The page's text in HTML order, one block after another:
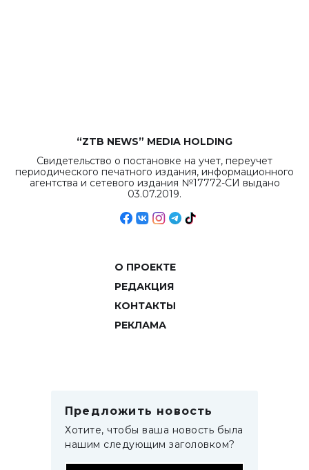
“ZTB NEWS” MEDIA HOLDING
Свидетельство о постановке на учет, переучет
периодического печатного издания, информационного
агентства и сетевого издания №17772-СИ выдано
03.07.2019.
О ПРОЕКТЕ
РЕДАКЦИЯ
КОНТАКТЫ
РЕКЛАМА
Предложить новость
Хотите, чтобы ваша новость была
нашим следующим заголовком?